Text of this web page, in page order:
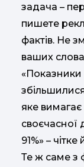
задача –
пишете
фактів. Не
ваших
«Показники
яке
своєчасної
91%» –
Те ж саме з